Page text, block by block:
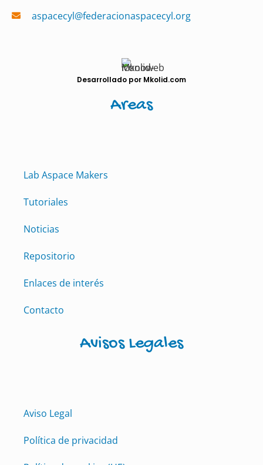
aspacecyl@federacionaspacecyl.org
Desarrollado por Mkolid.com
Areas
Lab Aspace Makers
Tutoriales
Noticias
Repositorio
Enlaces de interés
Contacto
Avisos Legales
Aviso Legal
Política de privacidad